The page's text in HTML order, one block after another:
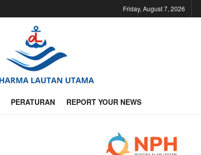
Friday, August 7, 2026
PERATURAN REPORT YOUR NEWS